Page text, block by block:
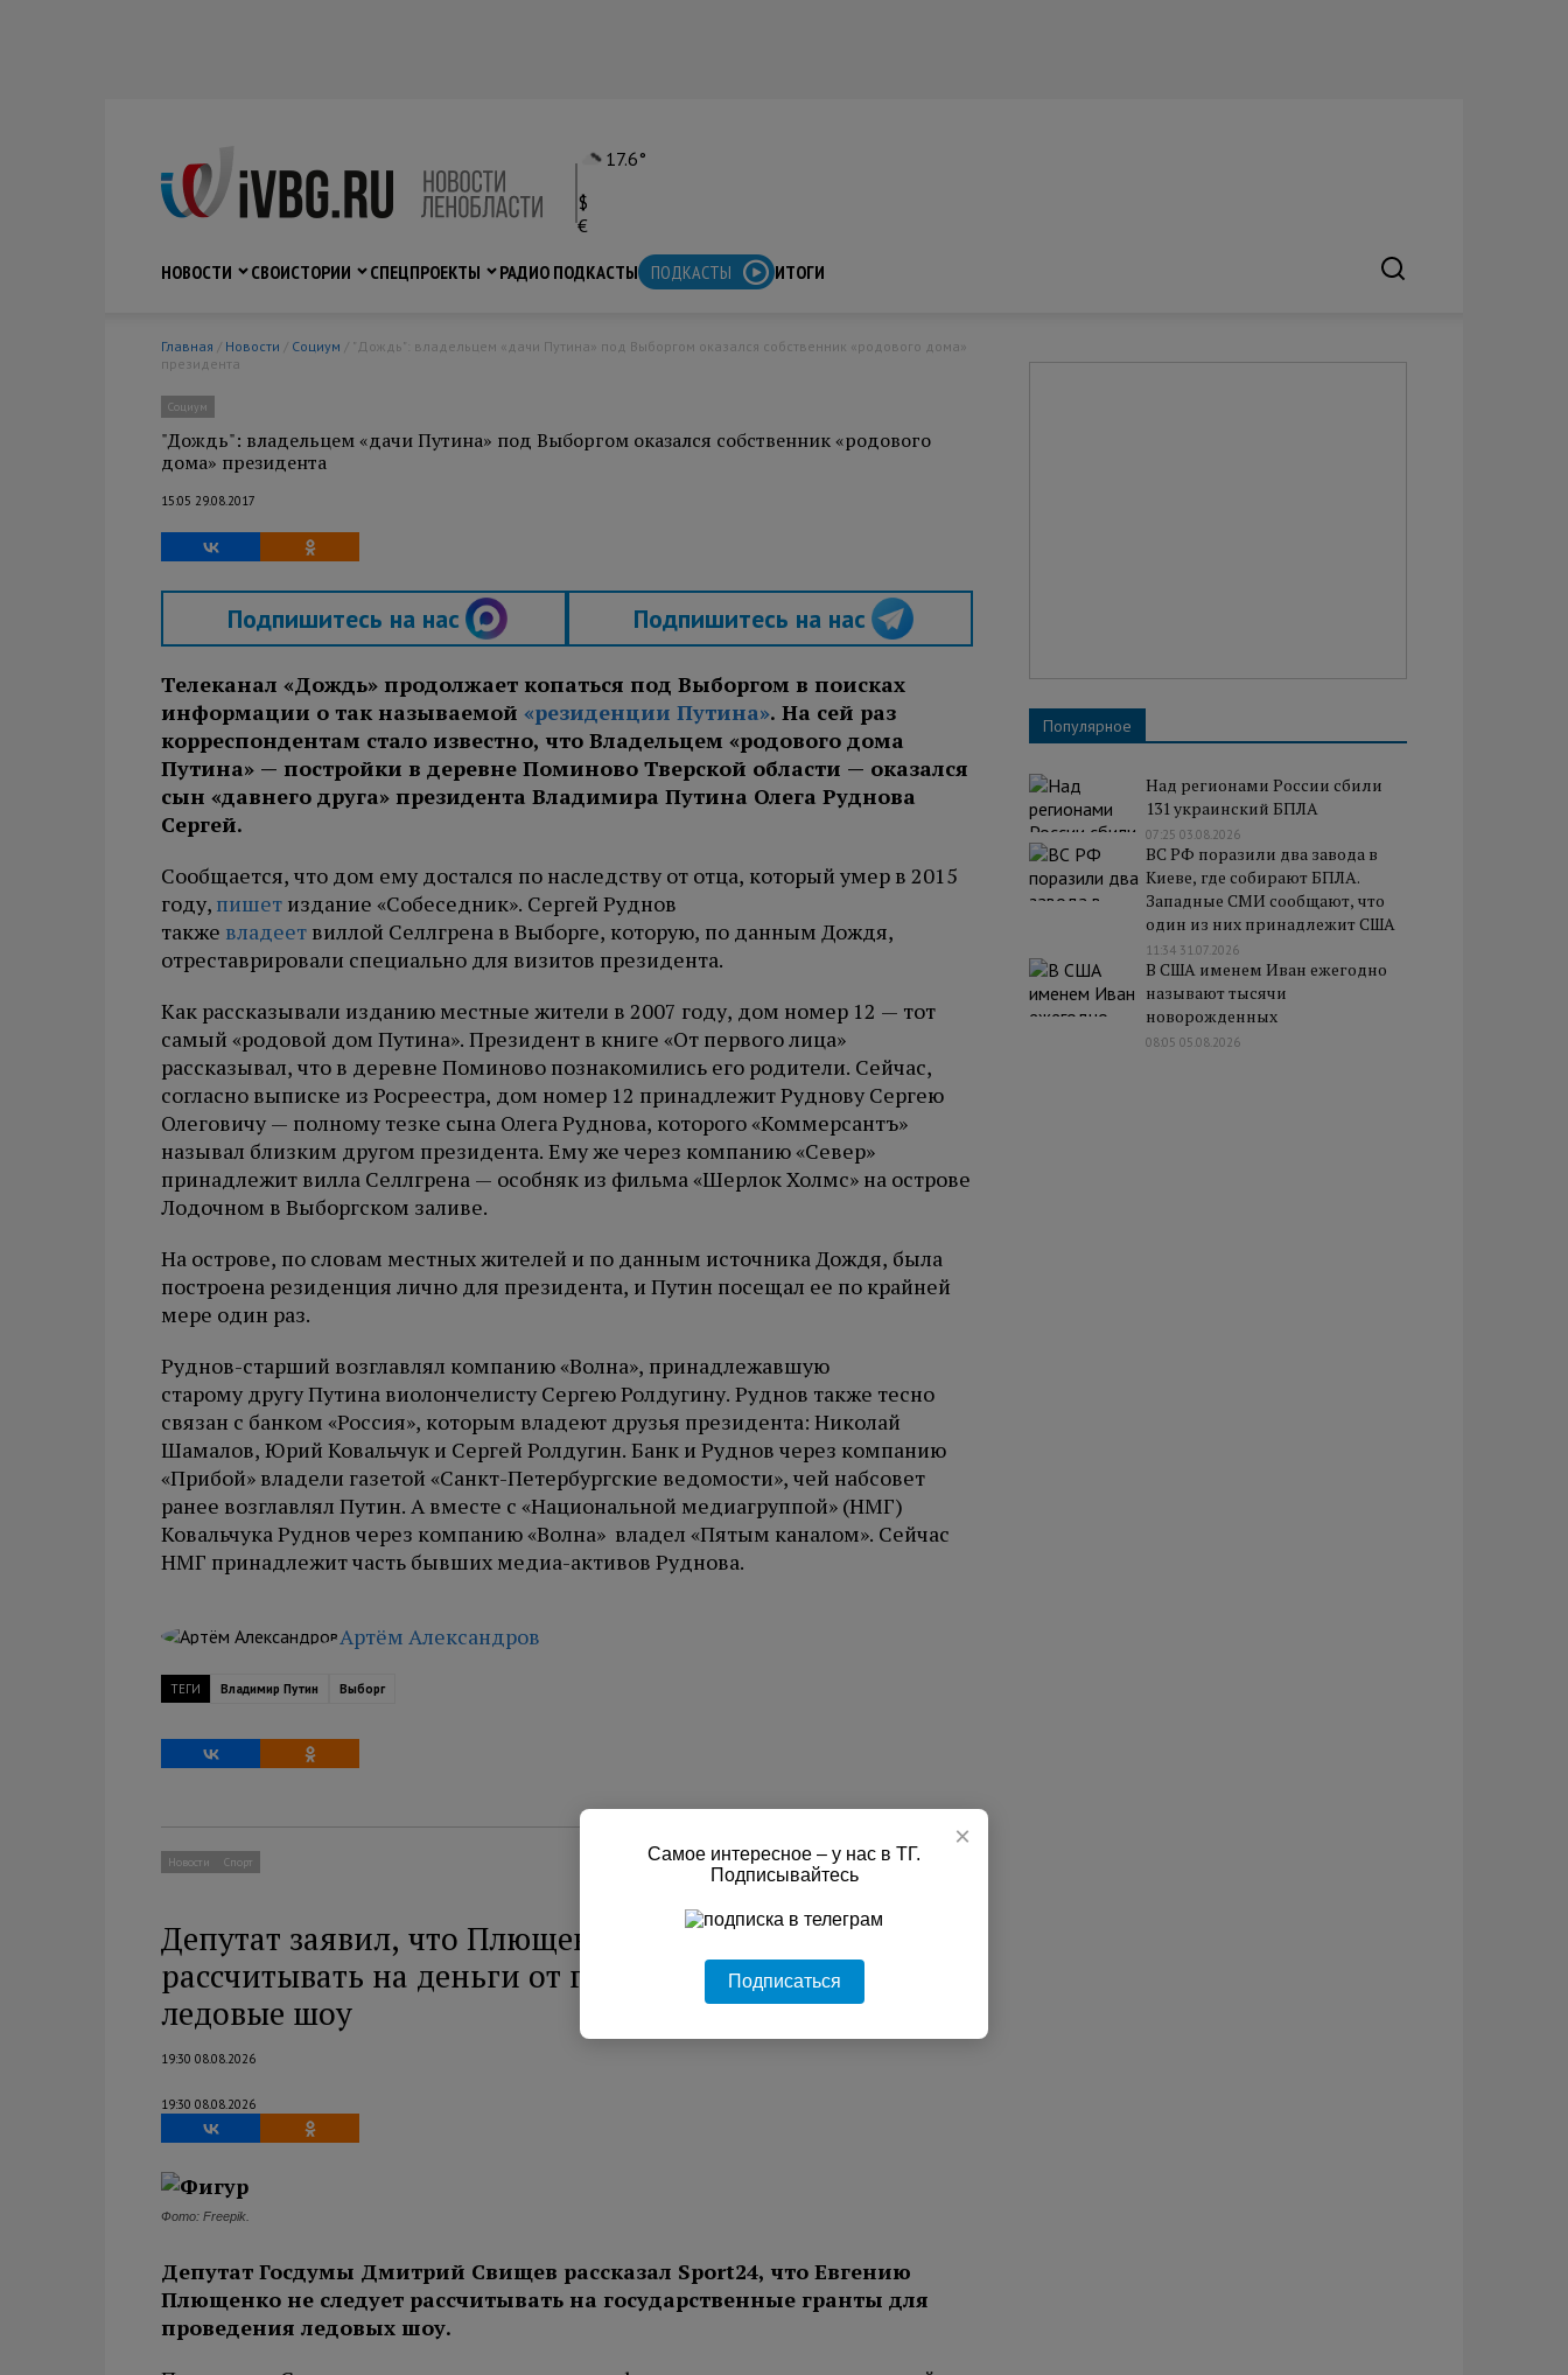
17.6°
$
€
НОВОСТИ
СВОИСТОРИИ СПЕЦПРОЕКТЫ РАДИО ПОДКАСТЫ ПОДКАСТЫ ИТОГИ
Главная / Новости / Социум
президента
Социум
"Дождь": владельцем «дачи Путина» под Выборгом оказался собственник «родового
дома» президента
15:05 29.08.2017
Подпишитесь на нас Подпишитесь на нас
Телеканал «Дождь» продолжает копаться под Выборгом в поисках
информации о так называемой «резиденции Путина». На сей раз
корреспондентам стало известно, что Владельцем «родового дома
Путина» — постройки в деревне Поминово Тверской области — оказался
сын «давнего друга» президента Владимира Путина Олега Руднова
Сергей.
Сообщается, что дом ему достался по наследству от отца, который умер в 2015
году, пишет издание «Собеседник». Сергей Руднов
также владеет виллой Селлгрена в Выборге, которую, по данным Дождя,
отреставрировали специально для визитов президента.
Как рассказывали изданию местные жители в 2007 году, дом номер 12 — тот
самый «родовой дом Путина». Президент в книге «От первого лица»
рассказывал, что в деревне Поминово познакомились его родители. Сейчас,
согласно выписке из Росреестра, дом номер 12 принадлежит Руднову Сергею
Олеговичу — полному тезке сына Олега Руднова, которого «Коммерсантъ»
называл близким другом президента. Ему же через компанию «Север»
принадлежит вилла Селлгрена — особняк из фильма «Шерлок Холмс» на острове
Лодочном в Выборгском заливе.
На острове, по словам местных жителей и по данным источника Дождя, была
построена резиденция лично для президента, и Путин посещал ее по крайней
мере один раз.
Руднов-старший возглавлял компанию «Волна», принадлежавшую
старому другу Путина виолончелисту Сергею Ролдугину. Руднов также тесно
связан с банком «Россия», которым владеют друзья президента: Николай
Шамалов, Юрий Ковальчук и Сергей Ролдугин. Банк и Руднов через компанию
«Прибой» владели газетой «Санкт-Петербургские ведомости», чей набсовет
ранее возглавлял Путин. А вместе с «Национальной медиагруппой» (НМГ)
Ковальчука Руднов через компанию «Волна» владел «Пятым каналом». Сейчас
НМГ принадлежит часть бывших медиа-активов Руднова.
Артём Александров
ТЕГИ Владимир Путин Выборг
Новости Спорт
Депутат заявил, что Плющенко не следует
рассчитывать на деньги от государств на свои
ледовые шоу
19:30 08.08.2026
19:30 08.08.2026
Фото: Freepik.
Депутат Госдумы Дмитрий Свищев рассказал Sport24, что Евгению
Плющенко не следует рассчитывать на государственные гранты для
проведения ледовых шоу.
Популярное
Над регионами России сбили
131 украинский БПЛА
07:25 03.08.2026
ВС РФ поразили два завода в
Киеве, где собирают БПЛА.
Западные СМИ сообщают, что
один из них принадлежит США
11:34 31.07.2026
В США именем Иван ежегодно
называют тысячи
новорожденных
08:05 05.08.2026
×
Самое интересное – у нас в ТГ.
Подписывайтесь
Подписаться